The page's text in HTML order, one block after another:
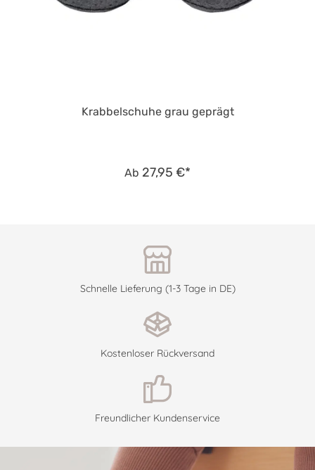
Krabbelschuhe grau geprägt
Ab 27,95 €*
Schnelle Lieferung (1-3 Tage in DE)
Kostenloser Rückversand
Freundlicher Kundenservice